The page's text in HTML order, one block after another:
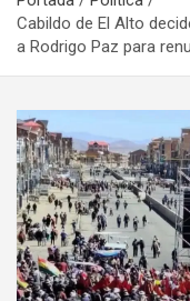
e
r
t
s
e
m
e
n
t
Cabildo de El Alto
a Rodrigo Paz para